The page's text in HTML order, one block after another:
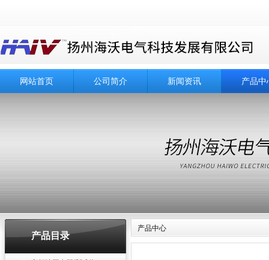
网站首页 公司简介 新闻资讯 产品中
产品目录
产品中心